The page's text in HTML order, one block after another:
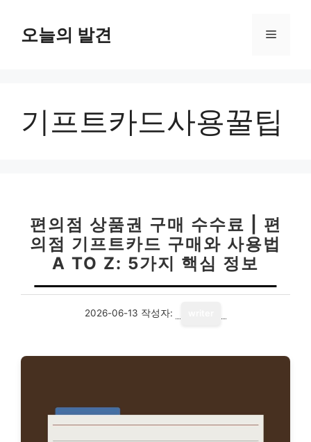
오늘의 발견 메
기프트카드사용꿀팁
편의점 상품권 구매 수수료 | 편
의점 기프트카드 구매와 사용법
A TO Z: 5가지 핵심 정보
2026-06-13 작성자: